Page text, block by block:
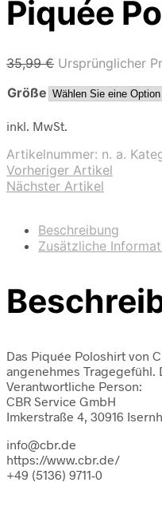
Piquée
35,99€ Ursprünglicher
Größe
inkl. MwSt.
Artikelnummer: n. a.
Vorheriger Artikel
Nächster Artikel
Beschreibung
Zusätzliche
Das Piquée Poloshirt von
angenehmes Tragegefühl.
Verantwortliche Person:
CBR Service GmbH
Imkerstraße 4, 30916
info@cbr.de
https://www.cbr.de/
+49 (5136) 9711-0